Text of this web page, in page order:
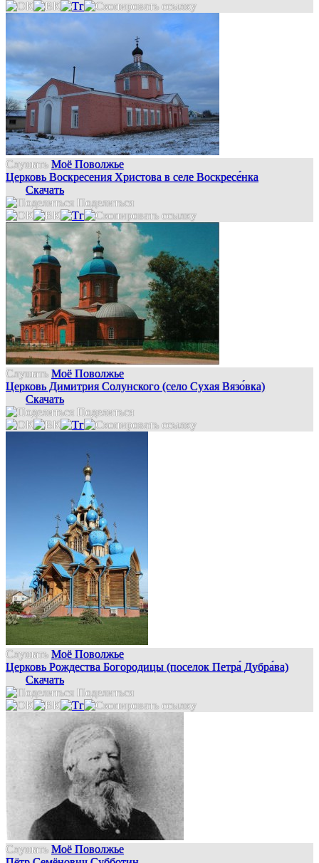
Слушать Моё Поволжье
Церковь Воскресения Христова в селе Воскресе́нка
Скачать
Поделиться
Слушать Моё Поволжье
Церковь Димитрия Солунского (село Сухая Вязо́вка)
Скачать
Поделиться
Слушать Моё Поволжье
Церковь Рождества Богородицы (поселок Петра́ Дубра́ва)
Скачать
Поделиться
Слушать Моё Поволжье